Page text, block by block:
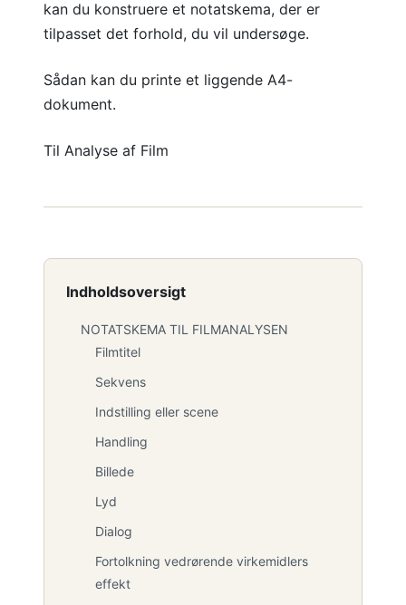
Indholdsoversigt
NOTATSKEMA TIL FILMANALYSEN
Filmtitel
Sekvens
Indstilling eller scene
Handling
Billede
Lyd
Dialog
Fortolkning vedrørende virkemidlers
effekt
kan du konstruere et notatskema, der er
tilpasset det forhold, du vil undersøge.
Sådan kan du printe et liggende A4-
dokument.
Til Analyse af Film